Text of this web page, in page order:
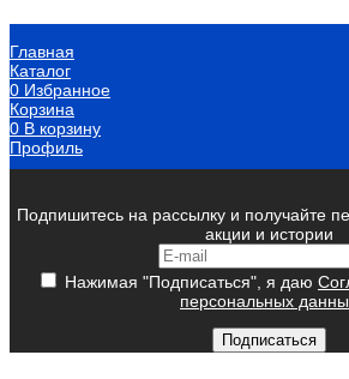
Главная
Каталог
0 Избранное
Корзина
0 В корзину
Профиль
Подпишитесь на рассылку и получайте
акции и истории
Нажимая "Подписаться", я даю
персональных
Подписаться